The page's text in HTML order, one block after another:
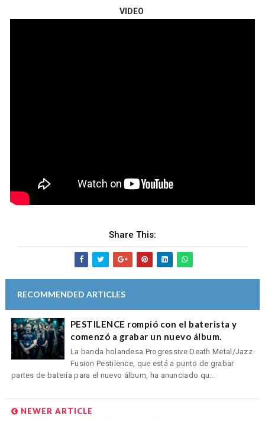
VIDEO
Share This:
RECOMMENDED ARTICLES
PESTILENCE rompió con el baterista y
comenzó a grabar un nuevo álbum.
La banda holandesa Progressive Death Metal/Jazz
Fusion Pestilence, que está a punto de grabar
partes de batería para el nuevo álbum, ha anunciado qu...
NEWER ARTICLE